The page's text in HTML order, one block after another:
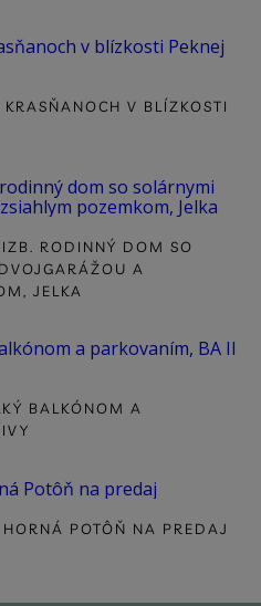
V BLÍZKOSTI
RODINNÝ DOM SO
A
JELKA
BALKÓNOM A
POTÔŇ NA PREDAJ